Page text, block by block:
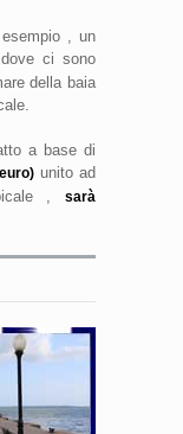
, un
dove ci sono
della baia
a base di
unito ad
, sarà